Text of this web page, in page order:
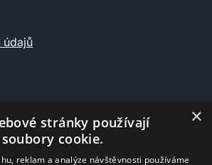
údajů
Město
×
stránky používají
soubory cookie.
reklam a analýze návštěvnosti používáme